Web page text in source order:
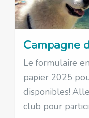
Campagne
Le formulaire
papier 2025
disponibles!
club pour